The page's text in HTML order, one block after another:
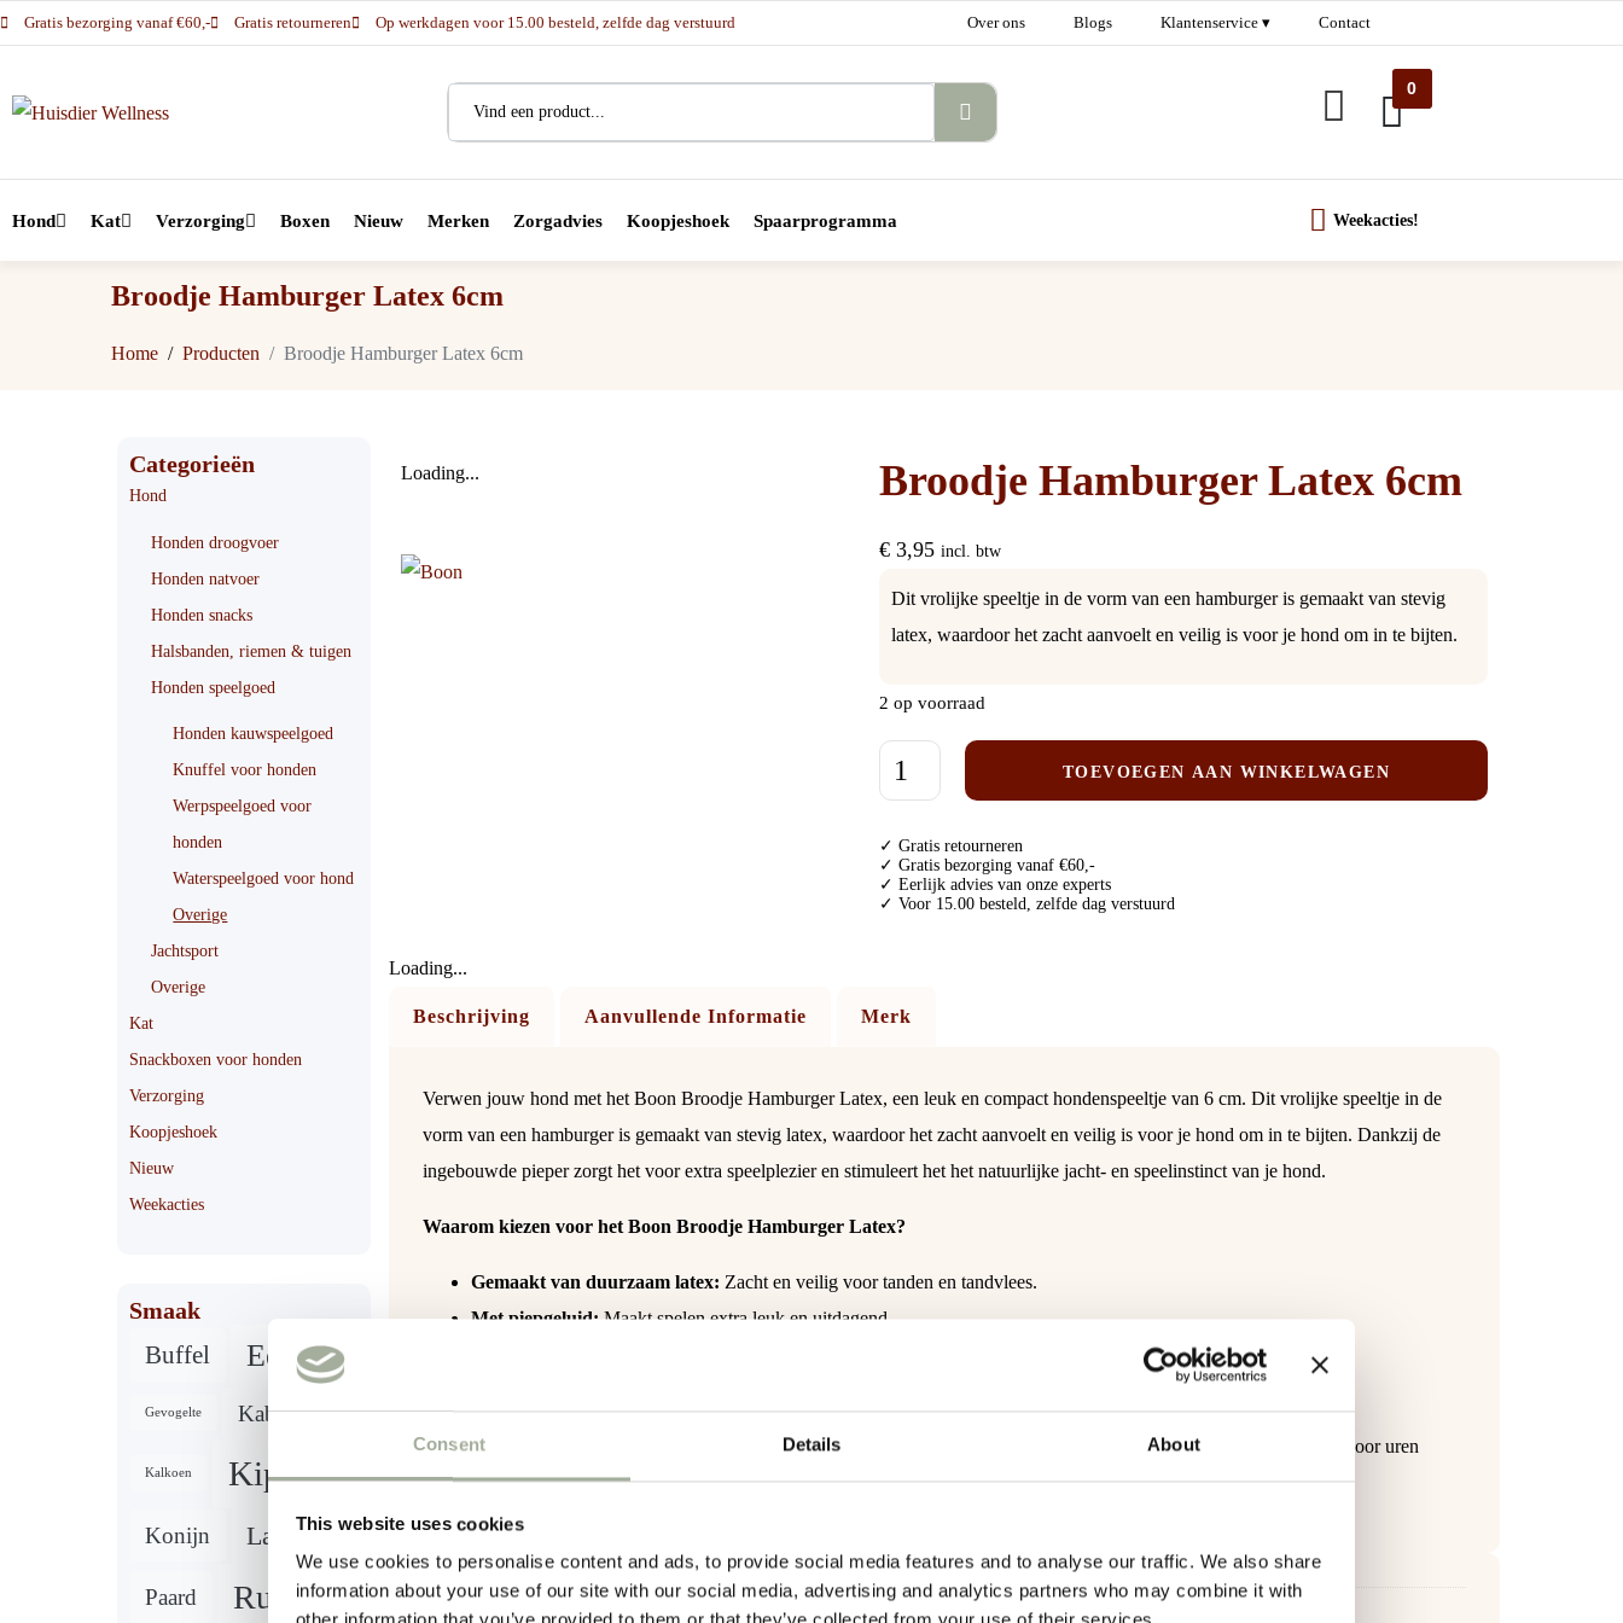
Consent Details About
This website uses cookies
We use cookies to personalise content and ads, to provide social media features and to analyse our traffic. We also share
information about your use of our site with our social media, advertising and analytics partners who may combine it with
Gratis bezorging vanaf €60,- Gratis retourneren Op werkdagen voor 15.00 besteld, zelfde dag verstuurd Over ons Blogs Klantenservice ▾ Contact
0
Hond Kat Verzorging Boxen Nieuw Merken Zorgadvies Koopjeshoek Spaarprogramma Weekacties!
Broodje Hamburger Latex 6cm
Home Producten Broodje Hamburger Latex 6cm
Categorieën
Hond
Honden droogvoer
Honden natvoer
Honden snacks
Halsbanden, riemen & tuigen
Honden speelgoed
Honden kauwspeelgoed
Knuffel voor honden
Werpspeelgoed voor
honden
Waterspeelgoed voor hond
Overige
Jachtsport
Overige
Kat
Snackboxen voor honden
Verzorging
Koopjeshoek
Nieuw
Weekacties
Smaak
Buffel Eend
Gevogelte Kabeljauw
Kalkoen Kip
Konijn Lam
Paard Rund
Loading... Broodje Hamburger Latex 6cm
€3,95 incl. btw
Dit vrolijke speeltje in de vorm van een hamburger is gemaakt van stevig
latex, waardoor het zacht aanvoelt en veilig is voor je hond om in te bijten.
2 op voorraad
TOEVOEGEN AAN WINKELWAGEN
✓ Gratis retourneren
✓ Gratis bezorging vanaf €60,-
✓ Eerlijk advies van onze experts
✓ Voor 15.00 besteld, zelfde dag verstuurd
Loading...
Beschrijving Aanvullende Informatie Merk
Verwen jouw hond met het Boon Broodje Hamburger Latex, een leuk en compact hondenspeeltje van 6 cm. Dit vrolijke speeltje in de
vorm van een hamburger is gemaakt van stevig latex, waardoor het zacht aanvoelt en veilig is voor je hond om in te bijten. Dankzij de
ingebouwde pieper zorgt het voor extra speelplezier en stimuleert het het natuurlijke jacht- en speelinstinct van je hond.
Waarom kiezen voor het Boon Broodje Hamburger Latex?
Gemaakt van duurzaam latex: Zacht en veilig voor tanden en tandvlees.
Met piepgeluid:Maakt spelen extra leuk en uitdagend.
Of het nu voor apporteerspelletjes is of gewoon als leuk speeltje, de Boon Broodje Hamburger Latex zorgt gegarandeerd voor uren
speelplezier!
Gewicht 0,03 kg